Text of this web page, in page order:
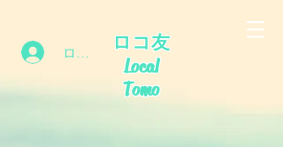
ログインロコ友
Local
Tomo